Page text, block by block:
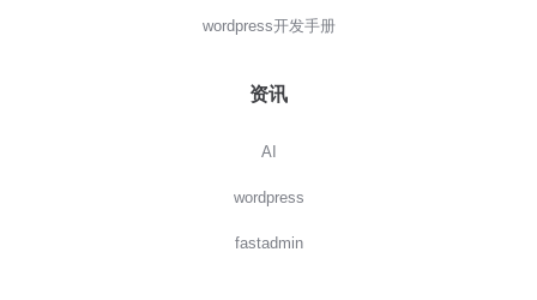
wordpress开发手册
资讯
AI
wordpress
fastadmin